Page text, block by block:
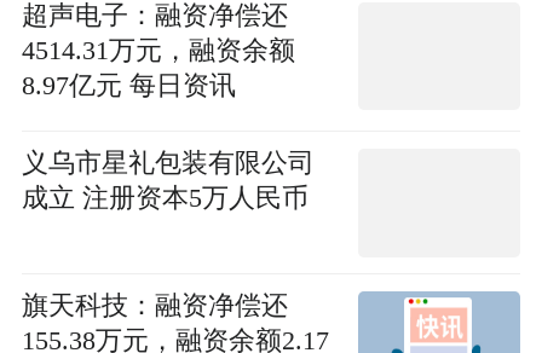
超声电子：融资净偿还
4514.31万元，融资余额
8.97亿元 每日资讯
义乌市星礼包装有限公司
成立 注册资本5万人民币
旗天科技：融资净偿还
155.38万元，融资余额2.17